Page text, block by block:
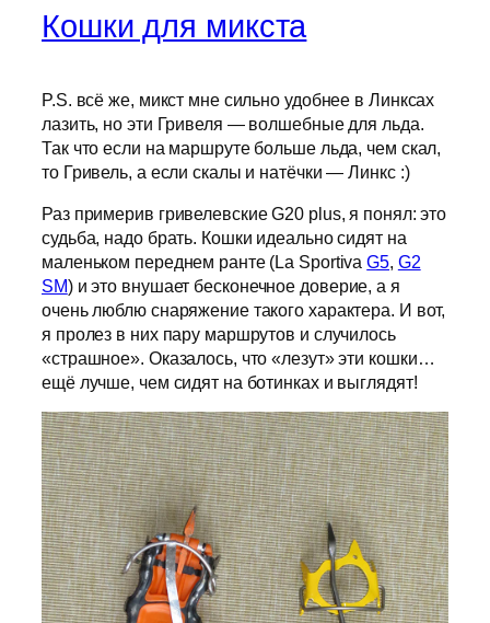
Кошки для микста
P.S. всё же, микст мне сильно удобнее в Линксах
лазить, но эти Гривеля — волшебные для льда.
Так что если на маршруте больше льда, чем скал,
то Гривель, а если скалы и натёчки — Линкс :)
Раз примерив гривелевские G20 plus, я понял: это
судьба, надо брать. Кошки идеально сидят на
маленьком переднем ранте (La SportivaG5, G2
SM) и это внушает бесконечное доверие, а я
очень люблю снаряжение такого характера. И вот,
я пролез в них пару маршрутов и случилось
«страшное». Оказалось, что «лезут» эти кошки…
ещё лучше, чем сидят на ботинках и выглядят!